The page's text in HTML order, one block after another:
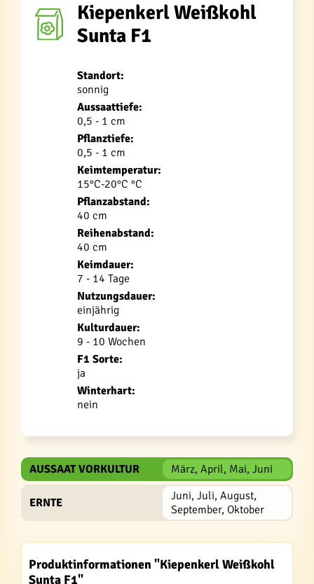
Kiepenkerl Weißkohl
Sunta F1
Standort:
sonnig
Aussaattiefe:
0,5 - 1 cm
Pflanztiefe:
0,5 - 1 cm
Keimtemperatur:
15°C-20°C °C
Pflanzabstand:
40 cm
Reihenabstand:
40 cm
Keimdauer:
7 - 14 Tage
Nutzungsdauer:
einjährig
Kulturdauer:
9 - 10 Wochen
F1 Sorte:
ja
Winterhart:
nein
AUSSAAT VORKULTUR März, April, Mai, Juni
ERNTE
Juni, Juli, August,
September, Oktober
Produktinformationen "Kiepenkerl Weißkohl
Sunta F1"